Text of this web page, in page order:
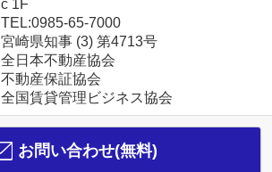
c 1F
TEL:0985-65-7000
宮崎県知事 (3) 第4713号
全日本不動産協会
不動産保証協会
全国賃貸管理ビジネス協会
お問い合わせ(無料)